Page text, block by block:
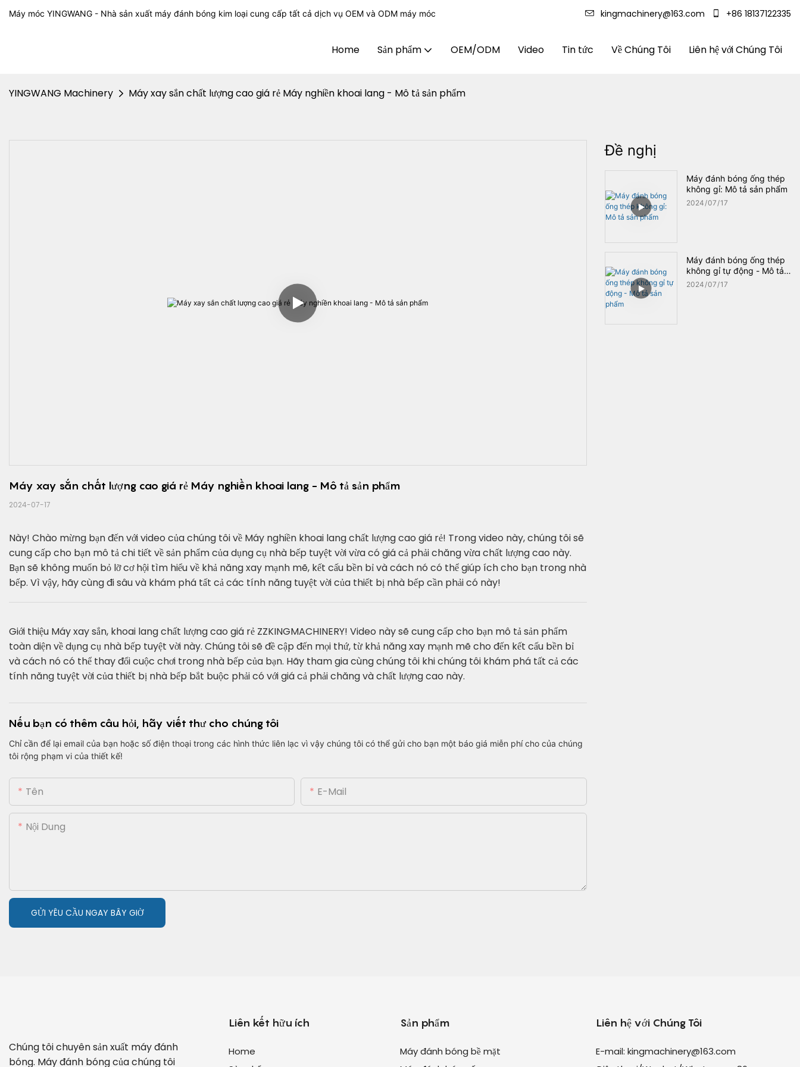
Máy móc YINGWANG - Nhà sản xuất máy đánh bóng kim loại cung cấp tất cả dịch vụ OEM và ODM máy móc kingmachinery@163.com +86 18137122335
Home Sản phẩm OEM/ODM Video Tin tức Về Chúng Tôi Liên hệ với Chúng Tôi
YINGWANG Machinery Máy xay sắn chất lượng cao giá rẻ Máy nghiền khoai lang - Mô tả sản phẩm
Máy xay sắn chất lượng cao giá rẻ Máy nghiền khoai lang - Mô tả sản phẩm
2024-07-17
Này! Chào mừng bạn đến với video của chúng tôi về Máy nghiền khoai lang chất lượng cao giá rẻ! Trong video này, chúng tôi sẽ
cung cấp cho bạn mô tả chi tiết về sản phẩm của dụng cụ nhà bếp tuyệt vời vừa có giá cả phải chăng vừa chất lượng cao này.
Bạn sẽ không muốn bỏ lỡ cơ hội tìm hiểu về khả năng xay mạnh mẽ, kết cấu bền bỉ và cách nó có thể giúp ích cho bạn trong nhà
bếp. Vì vậy, hãy cùng đi sâu và khám phá tất cả các tính năng tuyệt vời của thiết bị nhà bếp cần phải có này!
Giới thiệu Máy xay sắn, khoai lang chất lượng cao giá rẻ ZZKINGMACHINERY! Video này sẽ cung cấp cho bạn mô tả sản phẩm
toàn diện về dụng cụ nhà bếp tuyệt vời này. Chúng tôi sẽ đề cập đến mọi thứ, từ khả năng xay mạnh mẽ cho đến kết cấu bền bỉ
và cách nó có thể thay đổi cuộc chơi trong nhà bếp của bạn. Hãy tham gia cùng chúng tôi khi chúng tôi khám phá tất cả các
tính năng tuyệt vời của thiết bị nhà bếp bắt buộc phải có với giá cả phải chăng và chất lượng cao này.
Nếu bạn có thêm câu hỏi, hãy viết thư cho chúng tôi
Chỉ cần để lại email của bạn hoặc số điện thoại trong các hình thức liên lạc vì vậy chúng tôi có thể gửi cho bạn một báo giá miễn phí cho của chúng
tôi rộng phạm vi của thiết kế!
Tên E-Mail
Nội Dung
GỬI YÊU CẦU NGAY BÂY GIỜ
Đề nghị
Máy đánh bóng ống thép
không gỉ: Mô tả sản phẩm
2024 07 17
Máy đánh bóng ống thép
không gỉ tự động - Mô tả
sản phẩm
2024 07 17
Chúng tôi chuyên sản xuất máy đánh
bóng. Máy đánh bóng của chúng tôi
Liên kết hữu ích
Home
Sản phẩm
Máy đánh bóng bề mặt
Liên hệ với Chúng Tôi
E-mail: kingmachinery@163.com